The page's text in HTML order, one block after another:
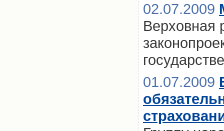
02.07.2009
Верховная
01.07.2009